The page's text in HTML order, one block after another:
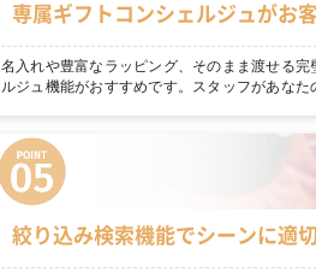
専属ギフトコンシェルジュがお
名入れや豊富なラッピング、そのまま渡せる
ルジュ機能がおすすめです。スタッフがあな
絞り込み検索機能でシーンに適